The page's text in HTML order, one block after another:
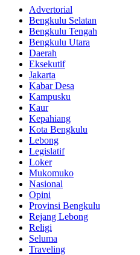
Advertorial
Bengkulu Selatan
Bengkulu Tengah
Bengkulu Utara
Daerah
Eksekutif
Jakarta
Kabar Desa
Kampusku
Kaur
Kepahiang
Kota Bengkulu
Lebong
Legislatif
Loker
Mukomuko
Nasional
Opini
Provinsi Bengkulu
Rejang Lebong
Religi
Seluma
Traveling